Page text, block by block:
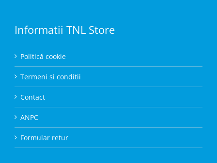
Informatii TNL Store
Politică cookie
Termeni si conditii
Contact
ANPC
Formular retur